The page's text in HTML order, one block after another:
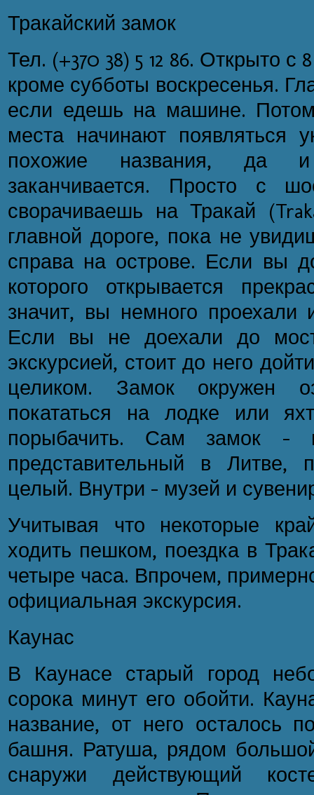
Тракайский замок
Тел. (+370 38) 5 12 86. Открыто с
кроме субботы воскресенья.
если едешь на машине.
места начинают появляться
похожие названия, да
заканчивается. Просто с
сворачиваешь на Тракай
главной дороге, пока не
справа на острове. Если вы
которого открывается
значит, вы немного проехали
Если вы не доехали до
экскурсией, стоит до него
целиком. Замок окружен
покататься на лодке или
порыбачить. Сам замок -
представительный в
целый. Внутри - музей и
Учитывая что некоторые
ходить пешком, поездка в
четыре часа. Впрочем,
официальная экскурсия.
Каунас
В Каунасе старый город
сорока минут его обойти.
название, от него осталось
башня. Ратуша, рядом
снаружи действующий